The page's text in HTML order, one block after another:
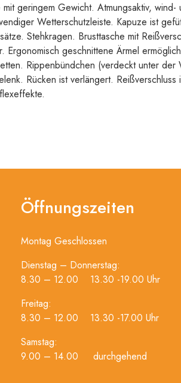
mit geringem Gewicht. Atmungsaktiv,
Wetterschutzleiste. Kapuze ist
Stehkragen. Brusttasche mit
Ergonomisch geschnittene Ärmel
Rippenbündchen (verdeckt unter
Rücken ist verlängert.
Öffnungszeiten
Montag Geschlossen
Dienstag – Donnerstag:
8.30 – 12.00 13.30 -19.00 Uhr
Freitag:
8.30 – 12.00 13.30 -17.00 Uhr
Samstag:
9.00 – 14.00 durchgehend